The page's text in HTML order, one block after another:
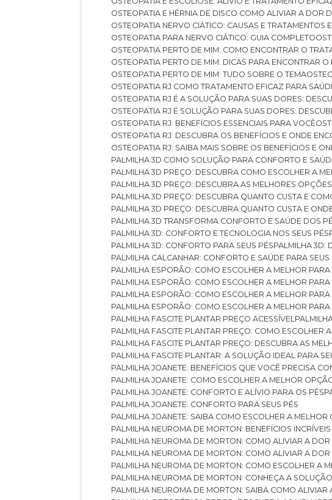
OSTEOPATIA E HÉRNIA DE DISCO COMO ALIVIAR A DOR
OSTEOPATIA NERVO CIÁTICO: CAUSAS E TRATAMENTOS
OSTEOPATIA PARA NERVO CIÁTICO: GUIA COMPLETO
OSTEOPATIA PERTO DE MIM: COMO ENCONTRAR O
OSTEOPATIA PERTO DE MIM: DICAS PARA ENCONTRAR O
OSTEOPATIA PERTO DE MIM: TUDO SOBRE O TEMA
OSTEOPATIA RJ COMO TRATAMENTO EFICAZ PARA
OSTEOPATIA RJ É A SOLUÇÃO PARA SUAS DORES:
OSTEOPATIA RJ É SOLUÇÃO PARA SUAS DORES:
OSTEOPATIA RJ: BENEFÍCIOS ESSENCIAIS PARA VOCÊ
OSTEOPATIA RJ: DESCUBRA OS BENEFÍCIOS E ONDE
OSTEOPATIA RJ: SAIBA MAIS SOBRE OS BENEFÍCIOS E
PALMILHA 3D COMO SOLUÇÃO PARA CONFORTO E
PALMILHA 3D PREÇO: DESCUBRA COMO ESCOLHER A
PALMILHA 3D PREÇO: DESCUBRA AS MELHORES
PALMILHA 3D PREÇO: DESCUBRA QUANTO CUSTA E
PALMILHA 3D PREÇO: DESCUBRA QUANTO CUSTA E
PALMILHA 3D TRANSFORMA CONFORTO E SAÚDE DOS
PALMILHA 3D: CONFORTO E TECNOLOGIA NOS SEUS PÉS
PALMILHA 3D: CONFORTO PARA SEUS PÉS
PALMILHA
PALMILHA CALCANHAR: CONFORTO E SAÚDE PARA SEUS
PALMILHA ESPORÃO: COMO ESCOLHER A MELHOR
PALMILHA ESPORÃO: COMO ESCOLHER A MELHOR
PALMILHA ESPORÃO: COMO ESCOLHER A MELHOR
PALMILHA ESPORÃO: COMO ESCOLHER A MELHOR
PALMILHA FASCITE PLANTAR PREÇO ACESSÍVEL
PALMILHA FASCITE PLANTAR PREÇO: COMO ESCOLHER
PALMILHA FASCITE PLANTAR PREÇO: DESCUBRA AS
PALMILHA FASCITE PLANTAR: A SOLUÇÃO IDEAL PARA
PALMILHA JOANETE: BENEFÍCIOS QUE VOCÊ PRECISA
PALMILHA JOANETE: COMO ESCOLHER A MELHOR
PALMILHA JOANETE: CONFORTO E ALÍVIO PARA OS PÉS
PALMILHA JOANETE: CONFORTO PARA SEUS PÉS
PALMILHA JOANETE: SAIBA COMO ESCOLHER A
PALMILHA NEUROMA DE MORTON: BENEFÍCIOS
PALMILHA NEUROMA DE MORTON: COMO ALIVIAR A
PALMILHA NEUROMA DE MORTON: COMO ALIVIAR A
PALMILHA NEUROMA DE MORTON: COMO ESCOLHER A
PALMILHA NEUROMA DE MORTON: CONHEÇA A
PALMILHA NEUROMA DE MORTON: SAIBA COMO